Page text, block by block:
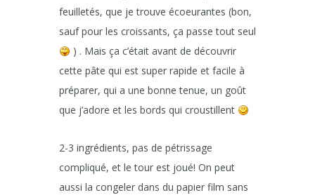
feuilletés, que je trouve écoeurantes (bon,
sauf pour les croissants, ça passe tout seul
) . Mais ça c’était avant de découvrir
cette pâte qui est super rapide et facile à
préparer, qui a une bonne tenue, un goût
que j’adore et les bords qui croustillent
2-3 ingrédients, pas de pétrissage
compliqué, et le tour est joué! On peut
aussi la congeler dans du papier film sans